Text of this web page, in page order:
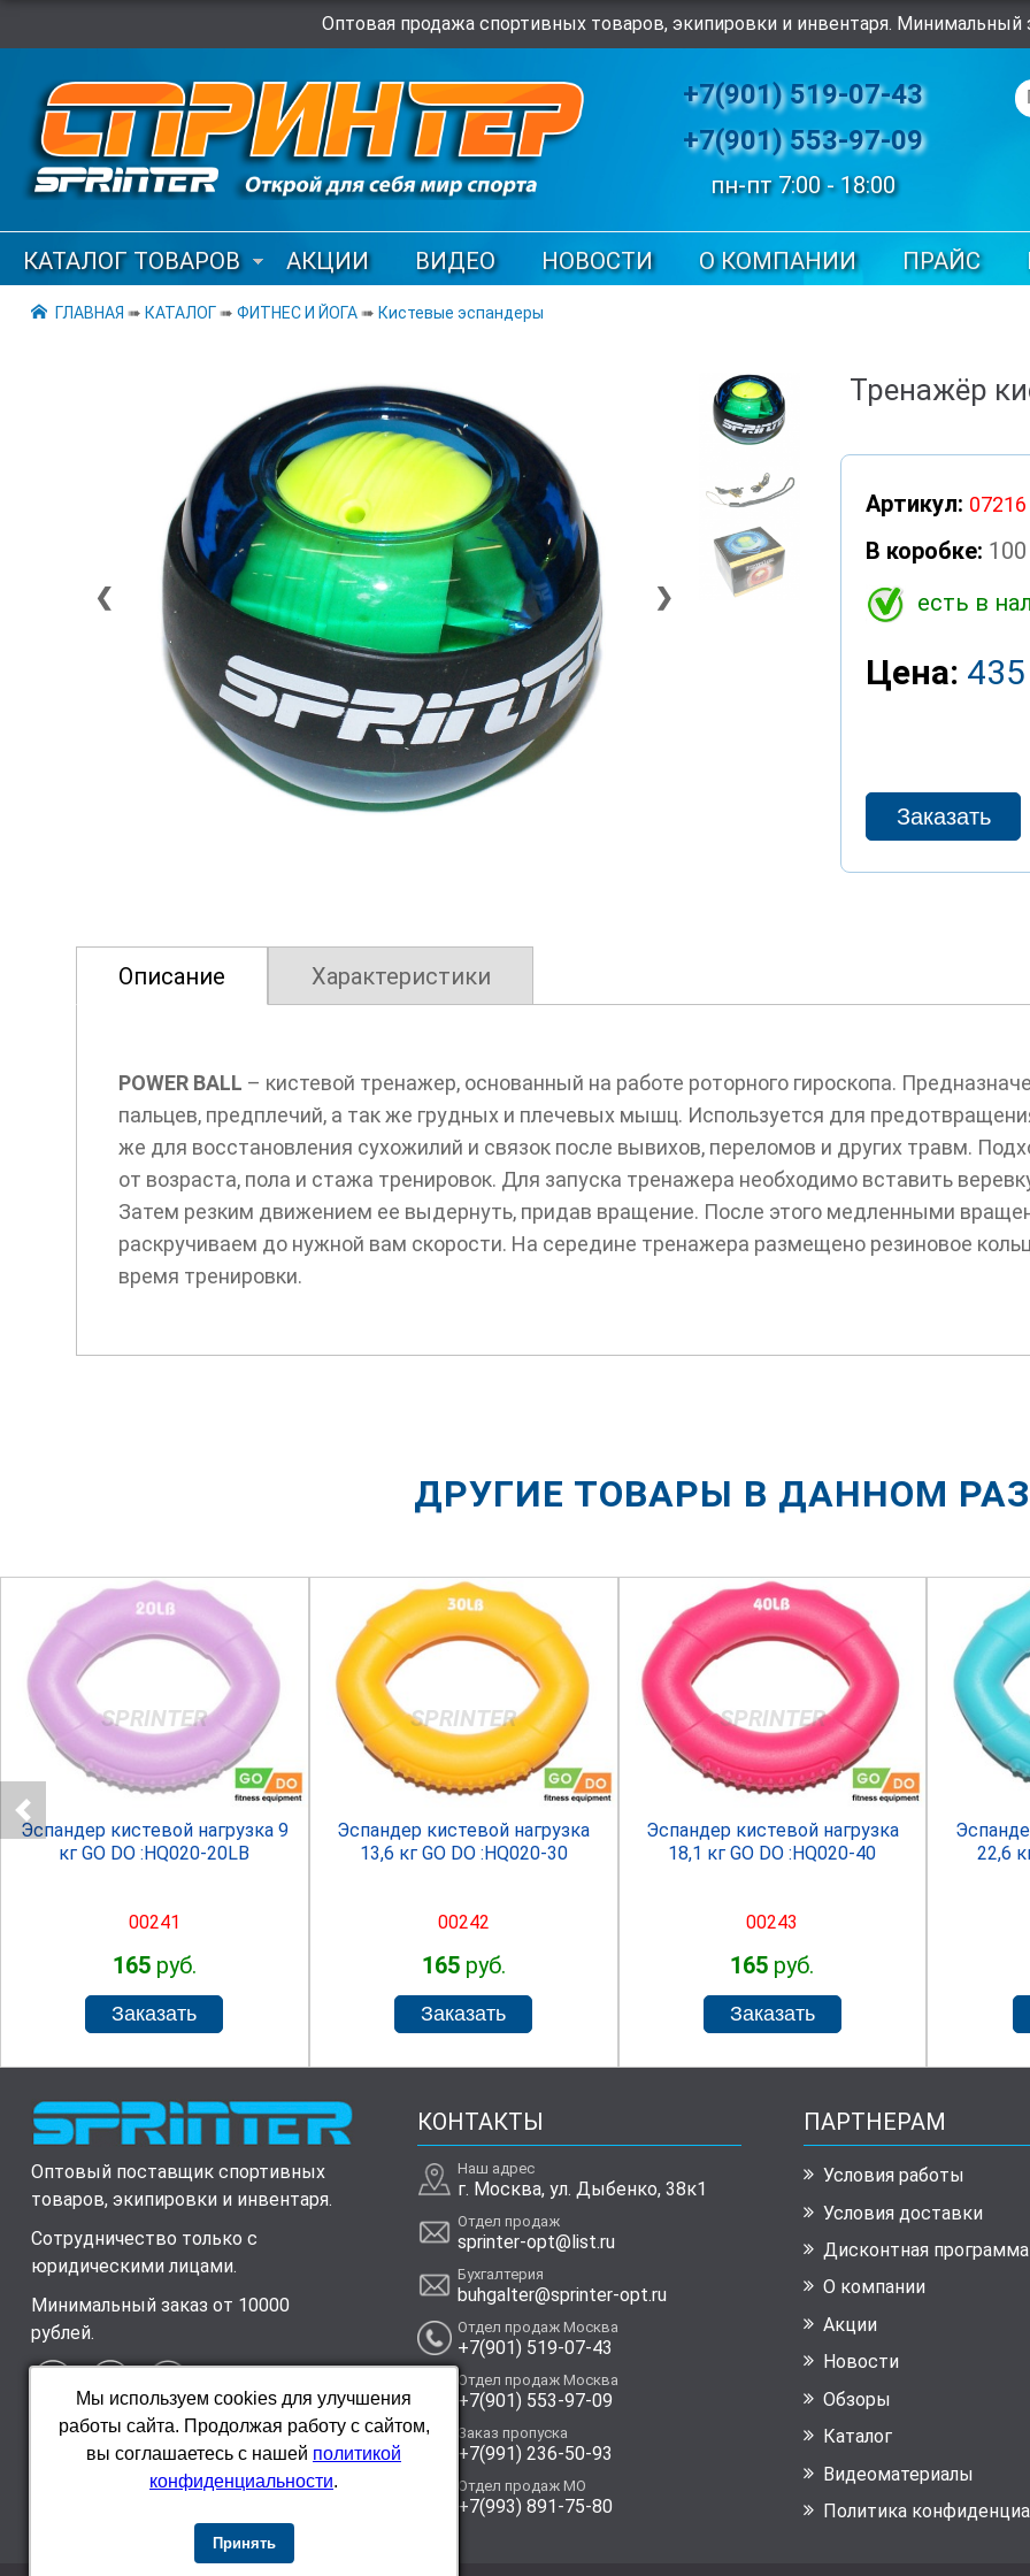
Мы используем cookies для улучшения
работы сайта. Продолжая работу с сайтом,
вы соглашаетесь с нашей политикой
конфиденциальности.
Принять
Оптовая продажа спортивных товаров, экипировки и инвентаря. Минимальный
+7(901) 519-07-43
+7(901) 553-97-09
пн-пт 7:00 - 18:00
КАТАЛОГ ТОВАРОВ АКЦИИ ВИДЕО НОВОСТИ О КОМПАНИИ ПРАЙС
ГЛАВНАЯ ➠ КАТАЛОГ➠ ФИТНЕС И ЙОГА➠ Кистевые эспандеры
❮ ❯
Тренажёр
Артикул: 07216
В коробке:
есть в
Цена: 435
Описание Характеристики
POWER BALL – кистевой тренажер, основанный на работе роторного гироскопа.
пальцев, предплечий, а так же грудных и плечевых мышц. Используется для
же для восстановления сухожилий и связок после вывихов, переломов и других травм.
от возраста, пола и стажа тренировок. Для запуска тренажера необходимо вставить
Затем резким движением ее выдернуть, придав вращение. После этого медленными
раскручиваем до нужной вам скорости. На середине тренажера размещено резиновое
время тренировки.
ДРУГИЕ ТОВАРЫ В ДАННОМ
SPRINTER
Эспандер кистевой нагрузка 9
кг GO DO :HQ020-20LB
00241
165руб.
SPRINTER
Эспандер кистевой нагрузка
13,6 кг GO DO :HQ020-30
00242
165руб.
SPRINTER
Эспандер кистевой нагрузка
18,1 кг GO DO :HQ020-40
00243
165 руб.
22,6
Оптовый поставщик спортивных
товаров, экипировки и инвентаря.
Сотрудничество только с
юридическими лицами.
Минимальный заказ от 10000
рублей.
КОНТАКТЫ
Наш адрес
г. Москва, ул. Дыбенко, 38к1
Отдел продаж
sprinter-opt@list.ru
Бухгалтерия
buhgalter@sprinter-opt.ru
Отдел продаж Москва
+7(901) 519-07-43
Отдел продаж Москва
+7(901) 553-97-09
Заказ пропуска
+7(991) 236-50-93
Отдел продаж МО
+7(993) 891-75-80
ПАРТНЕРАМ
Условия работы
Условия доставки
Дисконтная программа
О компании
Акции
Новости
Обзоры
Каталог
Видеоматериалы
Политика